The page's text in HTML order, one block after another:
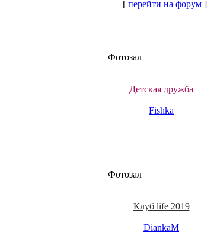
[ перейти на форум]
Фотозал
Детская дружба
Fishka
Фотозал
Клуб life 2019
DiankaM